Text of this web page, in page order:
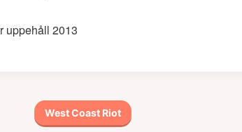
uppehåll 2013
West Coast Riot